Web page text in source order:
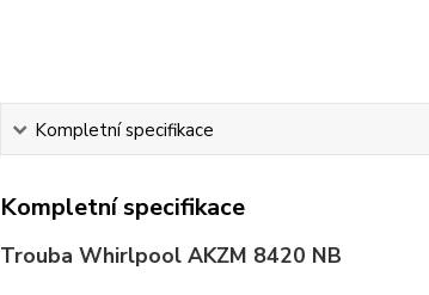
Kompletní specifikace
Kompletní specifikace
Trouba Whirlpool AKZM 8420 NB